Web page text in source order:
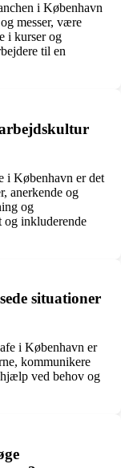
i København
messer, være
i kurser og
til en
i København er det
anerkende og
og
og inkluderende
situationer
i København er
kommunikere
ved behov og